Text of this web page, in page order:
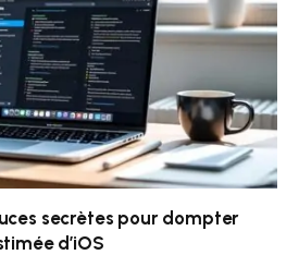
secrètes pour dompter
d’iOS